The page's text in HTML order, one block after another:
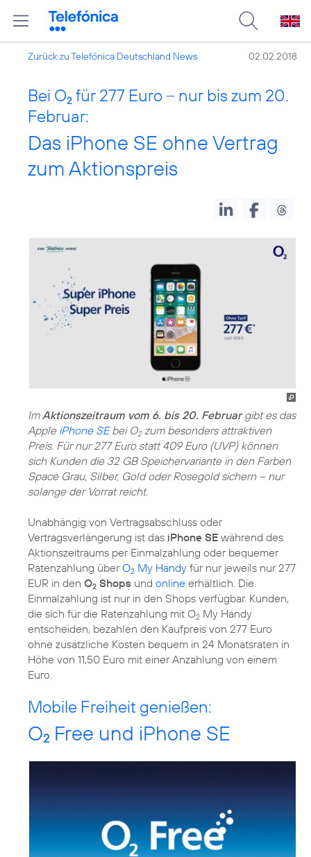
Zurück zu Telefónica Deutschland News 02.02.2018
Bei O2 für 277 Euro – nur bis zum 20.
Februar:
Das iPhone SE ohne Vertrag
zum Aktionspreis
ImAktionszeitraum vom 6. bis 20. Februargibt es das
Apple iPhone SEbei O2zum besonders attraktiven
Preis. Für nur 277 Euro statt 409 Euro (UVP) können
sich Kunden die 32 GB Speichervariante in den Farben
Space Grau, Silber, Gold oder Rosegold sichern – nur
solange der Vorrat reicht.
Unabhängig von Vertragsabschluss oder
Vertragsverlängerung ist das iPhone SE während des
Aktionszeitraums per Einmalzahlung oder bequemer
Ratenzahlung überO2 My Handy für nur jeweils nur 277
EUR in den O2 Shops und online erhältlich. Die
Einmalzahlung ist nur in den Shops verfügbar. Kunden,
die sich für die Ratenzahlung mit O2 My Handy
entscheiden, bezahlen den Kaufpreis von 277 Euro
ohne zusätzliche Kosten bequem in 24 Monatsraten in
Höhe von 11,50 Euro mit einer Anzahlung von einem
Euro.
Mobile Freiheit genießen:
O2 Free und iPhone SE